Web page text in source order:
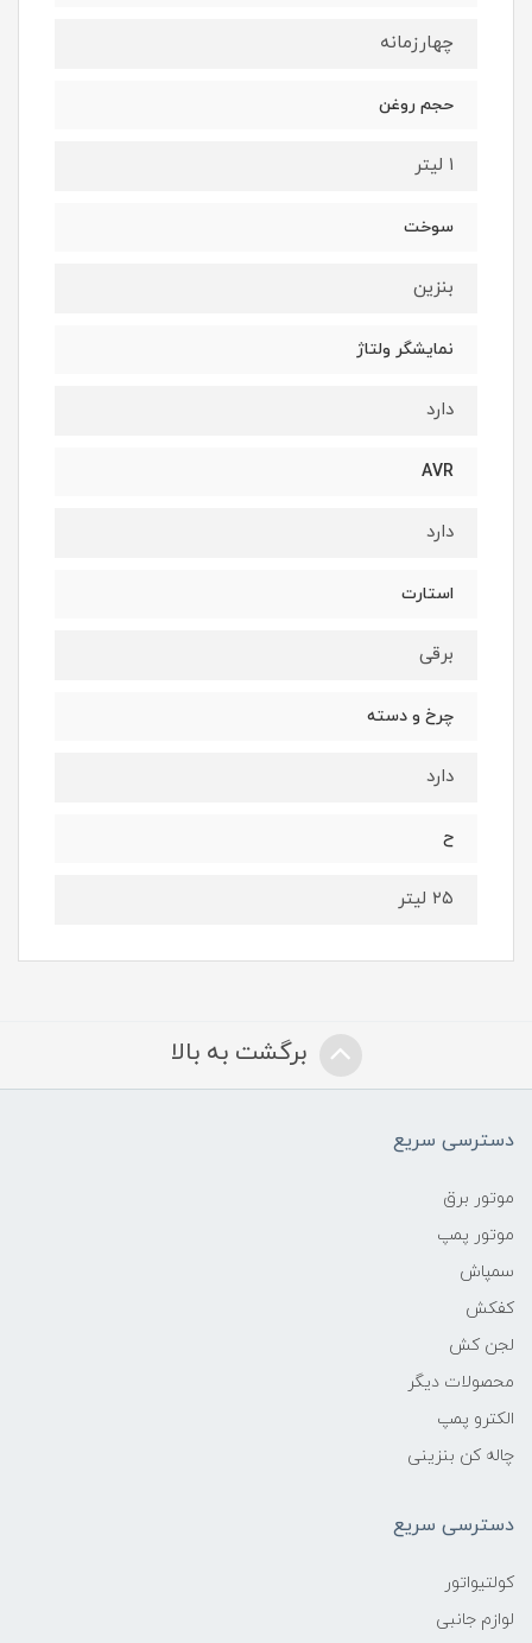
چهارزمانه
حجم روغن
۱ لیتر
سوخت
بنزین
نمایشگر ولتاژ
دارد
AVR
دارد
استارت
برقی
چرخ و دسته
دارد
ح
۲۵ لیتر
برگشت به بالا
دسترسی سریع
موتور برق
موتور پمپ
سمپاش
کفکش
لجن کش
محصولات دیگر
الکترو پمپ
چاله کن بنزینی
دسترسی سریع
کولتیواتور
لوازم جانبی